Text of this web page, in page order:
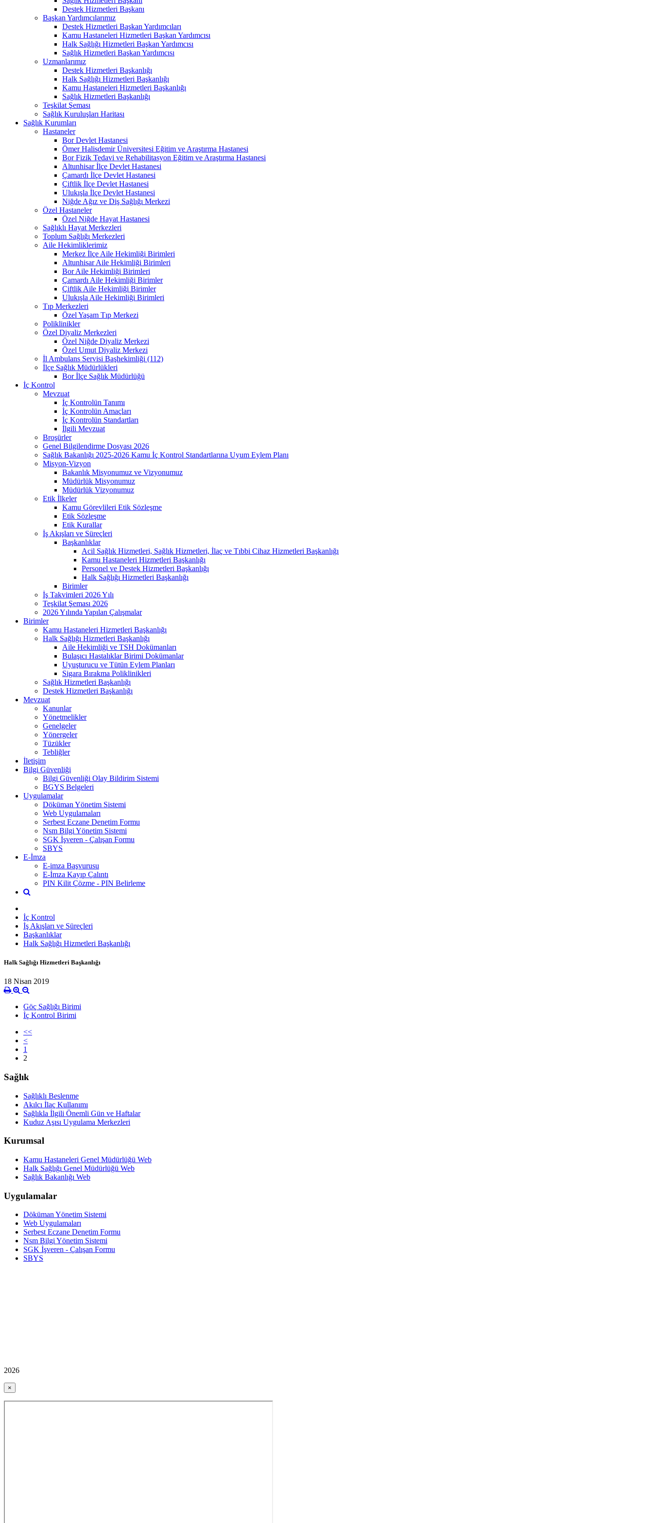
Destek Hizmetleri Başkanı
Başkan Yardımcılarımız
Destek Hizmetleri Başkan Yardımcıları
Kamu Hastaneleri Hizmetleri Başkan Yardımcısı
Halk Sağlığı Hizmetleri Başkan Yardımcısı
Sağlık Hizmetleri Başkan Yardımcısı
Uzmanlarımız
Destek Hizmetleri Başkanlığı
Halk Sağlığı Hizmetleri Başkanlığı
Kamu Hastaneleri Hizmetleri Başkanlığı
Sağlık Hizmetleri Başkanlığı
Teşkilat Şeması
Sağlık Kuruluşları Haritası
Sağlık Kurumları
Hastaneler
Bor Devlet Hastanesi
Ömer Halisdemir Üniversitesi Eğitim ve Araştırma Hastanesi
Bor Fizik Tedavi ve Rehabilitasyon Eğitim ve Araştırma Hastanesi
Altunhisar İlçe Devlet Hastanesi
Çamardı İlçe Devlet Hastanesi
Çiftlik İlçe Devlet Hastanesi
Ulukışla İlçe Devlet Hastanesi
Niğde Ağız ve Diş Sağlığı Merkezi
Özel Hastaneler
Özel Niğde Hayat Hastanesi
Sağlıklı Hayat Merkezleri
Toplum Sağlığı Merkezleri
Aile Hekimliklerimiz
Merkez İlçe Aile Hekimliği Birimleri
Altunhisar Aile Hekimliği Birimleri
Bor Aile Hekimliği Birimleri
Çamardı Aile Hekimliği Birimler
Çiftlik Aile Hekimliği Birimler
Ulukışla Aile Hekimliği Birimleri
Tıp Merkezleri
Özel Yaşam Tıp Merkezi
Poliklinikler
Özel Diyaliz Merkezleri
Özel Niğde Diyaliz Merkezi
Özel Umut Diyaliz Merkezi
İl Ambulans Servisi Başhekimliği (112)
İlçe Sağlık Müdürlükleri
Bor İlçe Sağlık Müdürlüğü
İç Kontrol
Mevzuat
İç Kontrolün Tanımı
İç Kontrolün Amaçları
İç Kontrolün Standartları
İlgili Mevzuat
Broşürler
Genel Bilgilendirme Dosyası 2026
Sağlık Bakanlığı 2025-2026 Kamu İç Kontrol Standartlarına Uyum Eylem Planı
Misyon-Vizyon
Bakanlık Misyonumuz ve Vizyonumuz
Müdürlük Misyonumuz
Müdürlük Vizyonumuz
Etik İlkeler
Kamu Görevlileri Etik Sözleşme
Etik Sözleşme
Etik Kurallar
İş Akışları ve Süreçleri
Başkanlıklar
Acil Sağlık Hizmetleri, Sağlık Hizmetleri, İlaç ve Tıbbi Cihaz Hizmetleri Başkanlığı
Kamu Hastaneleri Hizmetleri Başkanlığı
Personel ve Destek Hizmetleri Başkanlığı
Halk Sağlığı Hizmetleri Başkanlığı
Birimler
İş Takvimleri 2026 Yılı
Teşkilat Şeması 2026
2026 Yılında Yapılan Çalışmalar
Birimler
Kamu Hastaneleri Hizmetleri Başkanlığı
Halk Sağlığı Hizmetleri Başkanlığı
Aile Hekimliği ve TSH Dokümanları
Bulaşıcı Hastalıklar Birimi Dokümanlar
Uyuşturucu ve Tütün Eylem Planları
Sigara Bırakma Poliklinikleri
Sağlık Hizmetleri Başkanlığı
Destek Hizmetleri Başkanlığı
Mevzuat
Kanunlar
Yönetmelikler
Genelgeler
Yönergeler
Tüzükler
Tebliğler
İletişim
Bilgi Güvenliği
Bilgi Güvenliği Olay Bildirim Sistemi
BGYS Belgeleri
Uygulamalar
Döküman Yönetim Sistemi
Web Uygulamaları
Serbest Eczane Denetim Formu
Nsm Bilgi Yönetim Sistemi
SGK İşveren - Çalışan Formu
SBYS
E-İmza
E-imza Başvurusu
E-İmza Kayıp Çalıntı
PIN Kilit Çözme - PIN Belirleme
İç Kontrol
İş Akışları ve Süreçleri
Başkanlıklar
Halk Sağlığı Hizmetleri Başkanlığı
Halk Sağlığı Hizmetleri Başkanlığı
18 Nisan 2019
Göç Sağlığı Birimi
İç Kontrol Birimi
<<
<
1
2
Sağlık
Sağlıklı Beslenme
Akılcı İlaç Kullanımı
Sağlıkla İlgili Önemli Gün ve Haftalar
Kuduz Aşısı Uygulama Merkezleri
Kurumsal
Kamu Hastaneleri Genel Müdürlüğü Web
Halk Sağlığı Genel Müdürlüğü Web
Sağlık Bakanlığı Web
Uygulamalar
Döküman Yönetim Sistemi
Web Uygulamaları
Serbest Eczane Denetim Formu
Nsm Bilgi Yönetim Sistemi
SGK İşveren - Çalışan Formu
SBYS
2026
×